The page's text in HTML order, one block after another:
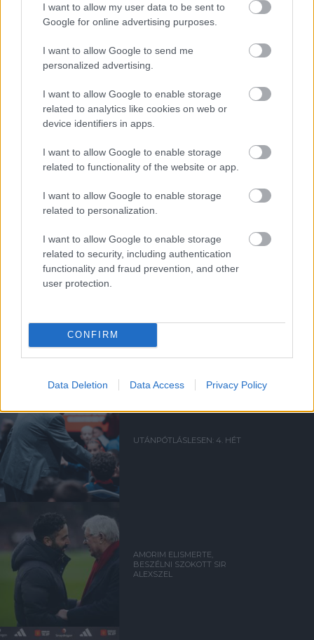
I want to allow my user data to be sent to
Google for online advertising purposes.
I want to allow Google to send me
personalized advertising.
I want to allow Google to enable storage
related to analytics like cookies on web or
device identifiers in apps.
I want to allow Google to enable storage
related to functionality of the website or app.
I want to allow Google to enable storage
related to personalization.
I want to allow Google to enable storage
related to security, including authentication
functionality and fraud prevention, and other
user protection.
CONFIRM
Data Deletion Data Access Privacy Policy
Támogatás
Támogasd adományoddal
Kapcsolódó hírek
SIR ALEX FERGUSON
UTÁNPÓTLÁSLESEN: 4. HÉT
AMORIM ELISMERTE,
BESZÉLNI SZOKOTT SIR
ALEXSZEL